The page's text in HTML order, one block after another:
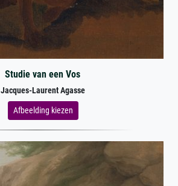
Studie van een Vos
Jacques-Laurent Agasse
Afbeelding kiezen